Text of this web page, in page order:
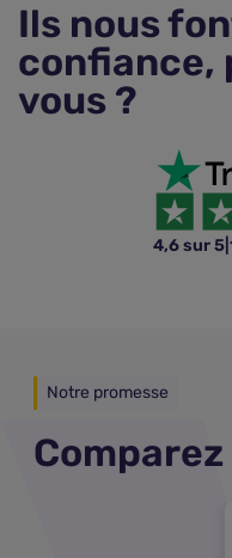
Ils nous
confiance,
vous ?
4,6 sur 5
Notre promesse